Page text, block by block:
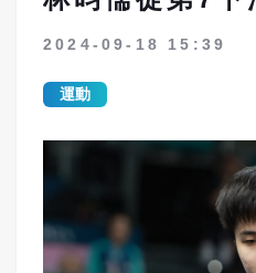
2024-09-18 15:39
運動